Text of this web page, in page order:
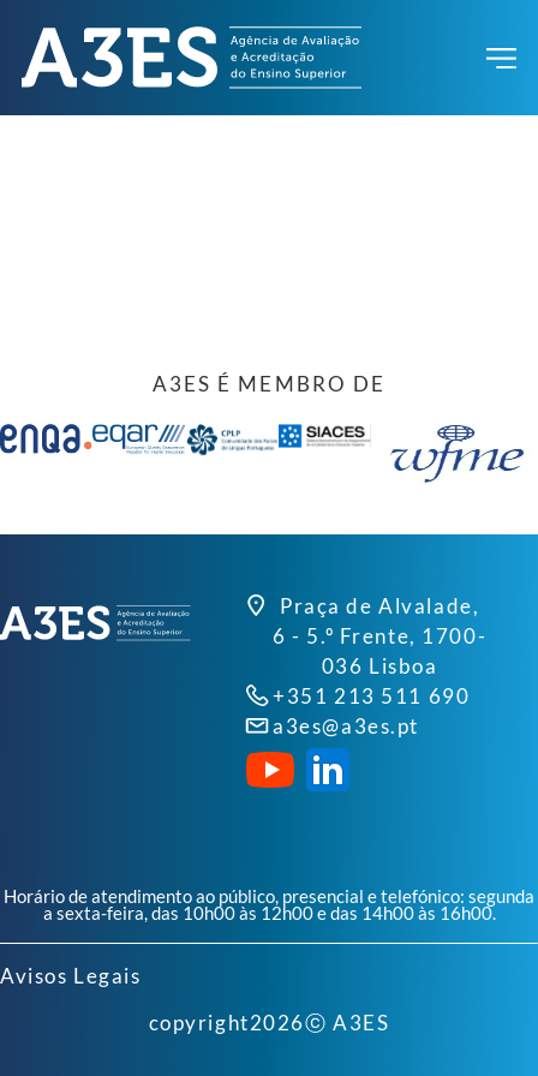
A3ES É MEMBRO DE
Praça de Alvalade,
6 - 5.º Frente, 1700-
036 Lisboa
+351 213 511 690
a3es@a3es.pt
Horário de atendimento ao público, presencial e telefónico: segunda
a sexta-feira, das 10h00 às 12h00 e das 14h00 às 16h00.
Avisos Legais
copyright2026ⓒ A3ES